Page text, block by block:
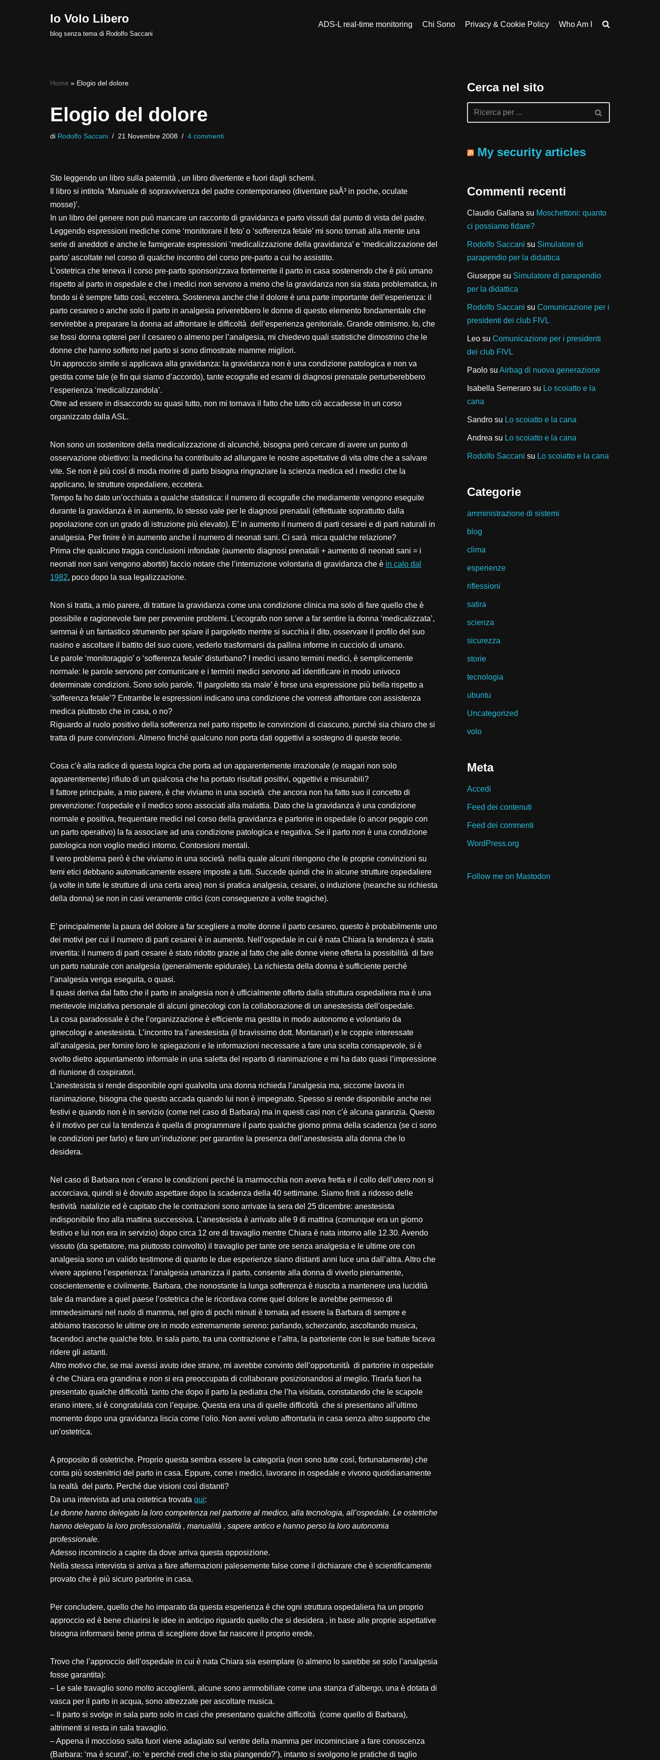
Io Volo Libero
blog senza tema di Rodolfo Saccani
ADS-L real-time monitoring Chi Sono Privacy & Cookie Policy Who Am I
Home » Elogio del dolore
Elogio del dolore
di Rodolfo Saccani 21 Novembre 2008 4 commenti
Sto leggendo un libro sulla paternità , un libro divertente e fuori dagli schemi.
Il libro si intitola ‘Manuale di sopravvivenza del padre contemporaneo (diventare paÂ³ in poche, oculate
mosse)’.
In un libro del genere non può mancare un racconto di gravidanza e parto vissuti dal punto di vista del padre.
Leggendo espressioni mediche come ‘monitorare il feto’ o ‘sofferenza fetale’ mi sono tornati alla mente una
serie di aneddoti e anche le famigerate espressioni ‘medicalizzazione della gravidanza’ e ‘medicalizzazione del
parto’ ascoltate nel corso di qualche incontro del corso pre-parto a cui ho assistito.
L’ostetrica che teneva il corso pre-parto sponsorizzava fortemente il parto in casa sostenendo che è più umano
rispetto al parto in ospedale e che i medici non servono a meno che la gravidanza non sia stata problematica, in
fondo si è sempre fatto così, eccetera. Sosteneva anche che il dolore è una parte importante dell’esperienza: il
parto cesareo o anche solo il parto in analgesia priverebbero le donne di questo elemento fondamentale che
servirebbe a preparare la donna ad affrontare le difficoltà dell’esperienza genitoriale. Grande ottimismo. Io, che
se fossi donna opterei per il cesareo o almeno per l’analgesia, mi chiedevo quali statistiche dimostrino che le
donne che hanno sofferto nel parto si sono dimostrate mamme migliori.
Un approccio simile si applicava alla gravidanza: la gravidanza non è una condizione patologica e non va
gestita come tale (e fin qui siamo d’accordo), tante ecografie ed esami di diagnosi prenatale perturberebbero
l’esperienza ‘medicalizzandola’.
Oltre ad essere in disaccordo su quasi tutto, non mi tornava il fatto che tutto ciò accadesse in un corso
organizzato dalla ASL.
Non sono un sostenitore della medicalizzazione di alcunché, bisogna però cercare di avere un punto di
osservazione obiettivo: la medicina ha contribuito ad allungare le nostre aspettative di vita oltre che a salvare
vite. Se non è più così di moda morire di parto bisogna ringraziare la scienza medica ed i medici che la
applicano, le strutture ospedaliere, eccetera.
Tempo fa ho dato un’occhiata a qualche statistica: il numero di ecografie che mediamente vengono eseguite
durante la gravidanza è in aumento, lo stesso vale per le diagnosi prenatali (effettuate soprattutto dalla
popolazione con un grado di istruzione più elevato). E’ in aumento il numero di parti cesarei e di parti naturali in
analgesia. Per finire è in aumento anche il numero di neonati sani. Ci sarà mica qualche relazione?
Prima che qualcuno tragga conclusioni infondate (aumento diagnosi prenatali + aumento di neonati sani = i
neonati non sani vengono abortiti) faccio notare che l’interruzione volontaria di gravidanza che è in calo dal
1982, poco dopo la sua legalizzazione.
Non si tratta, a mio parere, di trattare la gravidanza come una condizione clinica ma solo di fare quello che è
possibile e ragionevole fare per prevenire problemi. L’ecografo non serve a far sentire la donna ‘medicalizzata’,
semmai è un fantastico strumento per spiare il pargoletto mentre si succhia il dito, osservare il profilo del suo
nasino e ascoltare il battito del suo cuore, vederlo trasformarsi da pallina informe in cucciolo di umano.
Le parole ‘monitoraggio’ o ‘sofferenza fetale’ disturbano? I medici usano termini medici, è semplicemente
normale: le parole servono per comunicare e i termini medici servono ad identificare in modo univoco
determinate condizioni. Sono solo parole. ‘Il pargoletto sta male’ è forse una espressione più bella rispetto a
‘sofferenza fetale’? Entrambe le espressioni indicano una condizione che vorresti affrontare con assistenza
medica piuttosto che in casa, o no?
Riguardo al ruolo positivo della sofferenza nel parto rispetto le convinzioni di ciascuno, purché sia chiaro che si
tratta di pure convinzioni. Almeno finché qualcuno non porta dati oggettivi a sostegno di queste teorie.
Cosa c’è alla radice di questa logica che porta ad un apparentemente irrazionale (e magari non solo
apparentemente) rifiuto di un qualcosa che ha portato risultati positivi, oggettivi e misurabili?
Il fattore principale, a mio parere, è che viviamo in una società che ancora non ha fatto suo il concetto di
prevenzione: l’ospedale e il medico sono associati alla malattia. Dato che la gravidanza è una condizione
normale e positiva, frequentare medici nel corso della gravidanza e partorire in ospedale (o ancor peggio con
un parto operativo) la fa associare ad una condizione patologica e negativa. Se il parto non è una condizione
patologica non voglio medici intorno. Contorsioni mentali.
Il vero problema però è che viviamo in una società nella quale alcuni ritengono che le proprie convinzioni su
temi etici debbano automaticamente essere imposte a tutti. Succede quindi che in alcune strutture ospedaliere
(a volte in tutte le strutture di una certa area) non si pratica analgesia, cesarei, o induzione (neanche su richiesta
della donna) se non in casi veramente critici (con conseguenze a volte tragiche).
E’ principalmente la paura del dolore a far scegliere a molte donne il parto cesareo, questo è probabilmente uno
dei motivi per cui il numero di parti cesarei è in aumento. Nell’ospedale in cui è nata Chiara la tendenza è stata
invertita: il numero di parti cesarei è stato ridotto grazie al fatto che alle donne viene offerta la possibilità di fare
un parto naturale con analgesia (generalmente epidurale). La richiesta della donna è sufficiente perché
l’analgesia venga eseguita, o quasi.
Il quasi deriva dal fatto che il parto in analgesia non è ufficialmente offerto dalla struttura ospedaliera ma è una
meritevole iniziativa personale di alcuni ginecologi con la collaborazione di un anestesista dell’ospedale.
La cosa paradossale è che l’organizzazione è efficiente ma gestita in modo autonomo e volontario da
ginecologi e anestesista. L’incontro tra l’anestesista (il bravissimo dott. Montanari) e le coppie interessate
all’analgesia, per fornire loro le spiegazioni e le informazioni necessarie a fare una scelta consapevole, si è
svolto dietro appuntamento informale in una saletta del reparto di rianimazione e mi ha dato quasi l’impressione
di riunione di cospiratori.
L’anestesista si rende disponibile ogni qualvolta una donna richieda l’analgesia ma, siccome lavora in
rianimazione, bisogna che questo accada quando lui non è impegnato. Spesso si rende disponibile anche nei
festivi e quando non è in servizio (come nel caso di Barbara) ma in questi casi non c’è alcuna garanzia. Questo
è il motivo per cui la tendenza è quella di programmare il parto qualche giorno prima della scadenza (se ci sono
le condizioni per farlo) e fare un’induzione: per garantire la presenza dell’anestesista alla donna che lo
desidera.
Nel caso di Barbara non c’erano le condizioni perché la marmocchia non aveva fretta e il collo dell’utero non si
accorciava, quindi si è dovuto aspettare dopo la scadenza della 40 settimane. Siamo finiti a ridosso delle
festività natalizie ed è capitato che le contrazioni sono arrivate la sera del 25 dicembre: anestesista
indisponibile fino alla mattina successiva. L’anestesista è arrivato alle 9 di mattina (comunque era un giorno
festivo e lui non era in servizio) dopo circa 12 ore di travaglio mentre Chiara è nata intorno alle 12.30. Avendo
vissuto (da spettatore, ma piuttosto coinvolto) il travaglio per tante ore senza analgesia e le ultime ore con
analgesia sono un valido testimone di quanto le due esperienze siano distanti anni luce una dall’altra. Altro che
vivere appieno l’esperienza: l’analgesia umanizza il parto, consente alla donna di viverlo pienamente,
coscientemente e civilmente. Barbara, che nonostante la lunga sofferenza è riuscita a mantenere una lucidità
tale da mandare a quel paese l’ostetrica che le ricordava come quel dolore le avrebbe permesso di
immedesimarsi nel ruolo di mamma, nel giro di pochi minuti è tornata ad essere la Barbara di sempre e
abbiamo trascorso le ultime ore in modo estremamente sereno: parlando, scherzando, ascoltando musica,
facendoci anche qualche foto. In sala parto, tra una contrazione e l’altra, la partoriente con le sue battute faceva
ridere gli astanti.
Altro motivo che, se mai avessi avuto idee strane, mi avrebbe convinto dell’opportunità di partorire in ospedale
è che Chiara era grandina e non si era preoccupata di collaborare posizionandosi al meglio. Tirarla fuori ha
presentato qualche difficoltà tanto che dopo il parto la pediatra che l’ha visitata, constatando che le scapole
erano intere, si è congratulata con l’equipe. Questa era una di quelle difficoltà che si presentano all’ultimo
momento dopo una gravidanza liscia come l’olio. Non avrei voluto affrontarla in casa senza altro supporto che
un’ostetrica.
A proposito di ostetriche. Proprio questa sembra essere la categoria (non sono tutte così, fortunatamente) che
conta più sostenitrici del parto in casa. Eppure, come i medici, lavorano in ospedale e vivono quotidianamente
la realtà del parto. Perché due visioni così distanti?
Da una intervista ad una ostetrica trovata qui:
Le donne hanno delegato la loro competenza nel partorire al medico, alla tecnologia, all’ospedale. Le ostetriche
hanno delegato la loro professionalità , manualità , sapere antico e hanno perso la loro autonomia
professionale.
Adesso incomincio a capire da dove arriva questa opposizione.
Nella stessa intervista si arriva a fare affermazioni palesemente false come il dichiarare che è scientificamente
provato che è più sicuro partorire in casa.
Per concludere, quello che ho imparato da questa esperienza è che ogni struttura ospedaliera ha un proprio
approccio ed è bene chiarirsi le idee in anticipo riguardo quello che si desidera , in base alle proprie aspettative
bisogna informarsi bene prima di scegliere dove far nascere il proprio erede.
Trovo che l’approccio dell’ospedale in cui è nata Chiara sia esemplare (o almeno lo sarebbe se solo l’analgesia
fosse garantita):
– Le sale travaglio sono molto accoglienti, alcune sono ammobiliate come una stanza d’albergo, una è dotata di
vasca per il parto in acqua, sono attrezzate per ascoltare musica.
– Il parto si svolge in sala parto solo in casi che presentano qualche difficoltà (come quello di Barbara),
altrimenti si resta in sala travaglio.
– Appena il moccioso salta fuori viene adagiato sul ventre della mamma per incominciare a fare conoscenza
(Barbara: ‘ma è scura!’, io: ‘e perché credi che io stia piangendo?’), intanto si svolgono le pratiche di taglio
Cerca nel sito
My security articles
Commenti recenti
Claudio Gallana su Moschettoni: quanto
ci possiamo fidare?
Rodolfo Saccani su Simulatore di
parapendio per la didattica
Giuseppe su Simulatore di parapendio
per la didattica
Rodolfo Saccani su Comunicazione per i
presidenti dei club FIVL
Leo su Comunicazione per i presidenti
dei club FIVL
Paolo su Airbag di nuova generazione
Isabella Semeraro su Lo scoiatto e la
cana
Sandro su Lo scoiatto e la cana
Andrea su Lo scoiatto e la cana
Rodolfo Saccani su Lo scoiatto e la cana
Categorie
amministrazione di sistemi
blog
clima
esperienze
riflessioni
satira
scienza
sicurezza
storie
tecnologia
ubuntu
Uncategorized
volo
Meta
Accedi
Feed dei contenuti
Feed dei commenti
WordPress.org
Follow me on Mastodon